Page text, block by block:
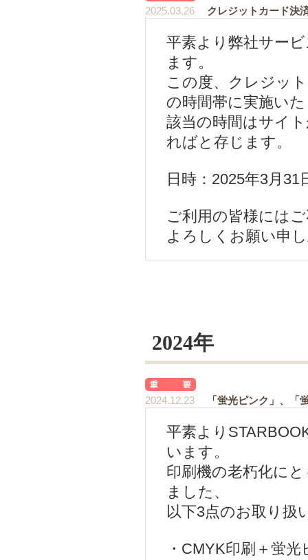
2025.03.26 クレジットカード決
平素より弊社サー
ます。
この度、クレジッ
の時間帯に実施い
該当の時間はサイ
ればと存じます。
日時：2025年3月31
ご利用の皆様には
よろしくお願い申
2024年
2024.12.23 「蛍光ピンク」、
平素より
います。
印刷機の老朽化に
ました、
以下3点のお取り扱
・CMYK印刷＋蛍光